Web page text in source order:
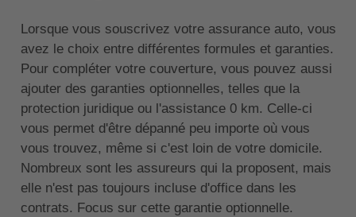
Lorsque vous souscrivez votre assurance auto, vous
avez le choix entre différentes formules et garanties.
Pour compléter votre couverture, vous pouvez aussi
ajouter des garanties optionnelles, telles que la
protection juridique ou l'assistance 0 km. Celle-ci
vous permet d'être dépanné peu importe où vous
vous trouvez, même si c'est loin de votre domicile.
Nombreux sont les assureurs qui la proposent, mais
elle n'est pas toujours incluse d'office dans les
contrats. Focus sur cette garantie optionnelle.